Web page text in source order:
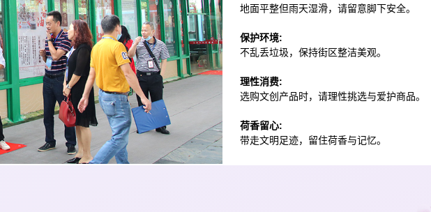
地面平整但雨天湿滑，请留意脚下安全。
保护环境:
不乱丢垃圾，保持街区整洁美观。
理性消费:
选购文创产品时，请理性挑选与爱护商品。
荷香留心:
带走文明足迹，留住荷香与记忆。